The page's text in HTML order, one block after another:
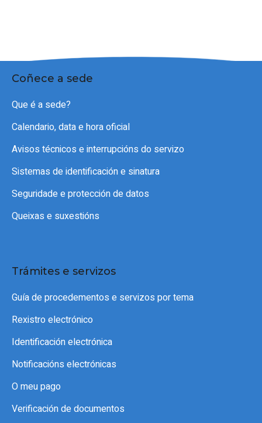
Coñece a sede
Que é a sede?
Calendario, data e hora oficial
Avisos técnicos e interrupcións do servizo
Sistemas de identificación e sinatura
Seguridade e protección de datos
Queixas e suxestións
Trámites e servizos
Guía de procedementos e servizos por tema
Rexistro electrónico
Identificación electrónica
Notificacións electrónicas
O meu pago
Verificación de documentos